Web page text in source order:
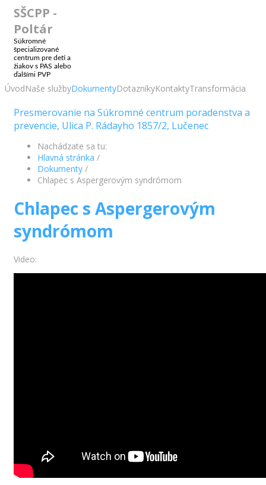
SŠCPP -
Poltár
Súkromné
špecializované
centrum pre deti a
žiakov s PAS alebo
ďalšími PVP
ÚvodNaše službyDokumentyDotazníkyKontaktyTransformácia
Presmerovanie na Súkromné centrum poradenstva a
prevencie, Ulica P. Rádayho 1857/2, Lučenec
Nachádzate sa tu:
Hlavná stránka /
Dokumenty /
Chlapec s Aspergerovým syndrómom
Chlapec s Aspergerovým
syndrómom
Video: